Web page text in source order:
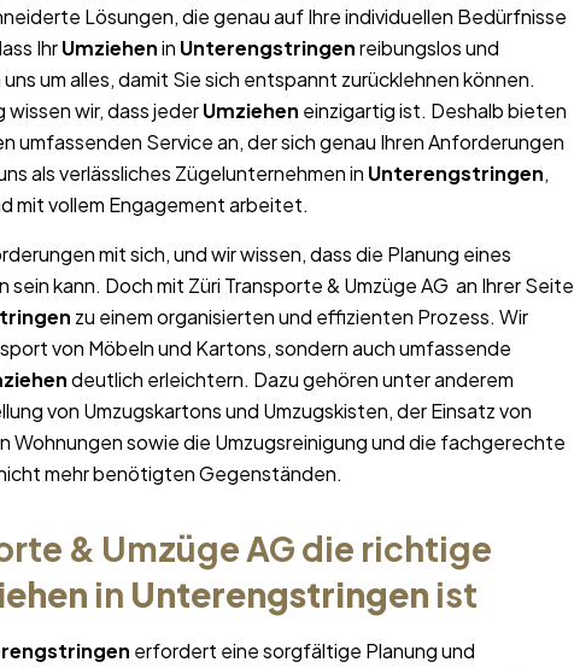
Lösungen, die genau auf Ihre individuellen Bedürfnisse
IhrUmziehenin Unterengstringenreibungslos und
um alles, damit Sie sich entspannt zurücklehnen können.
wissen wir, dass jederUmziehen einzigartig ist. Deshalb bieten
umfassenden Service an, der sich genau Ihren Anforderungen
als verlässliches Zügelunternehmen in Unterengstringen,
mit vollem Engagement arbeitet.
mit sich, und wir wissen, dass die Planung eines
kann. Doch mit Züri Transporte & Umzüge AG an Ihrer Seite
zu einem organisierten und effizienten Prozess. Wir
von Möbeln und Kartons, sondern auch umfassende
deutlich erleichtern. Dazu gehören unter anderem
von Umzugskartons und Umzugskisten, der Einsatz von
Wohnungen sowie die Umzugsreinigung und die fachgerechte
mehr benötigten Gegenständen.
& Umzüge AG die richtige
in Unterengstringen ist
erfordert eine sorgfältige Planung und